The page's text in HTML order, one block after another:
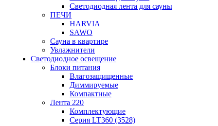
Светодиодная лента для сауны
ПЕЧИ
HARVIA
SAWO
Сауна в квартире
Увлажнители
Светодиодное освещение
Блоки питания
Влагозащищенные
Диммируемые
Компактные
Лента 220
Комплектующие
Серия LT360 (3528)